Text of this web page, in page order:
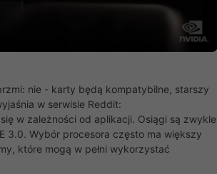
nie - karty będą kompatybilne, starszy
w serwisie Reddit:
w zależności od aplikacji. Osiągi są zwykle
3.0. Wybór procesora często ma większy
które mogą w pełni wykorzystać